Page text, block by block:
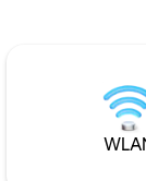
ein
Dusche
werden